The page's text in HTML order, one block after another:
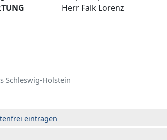
Herr Falk Lorenz
Schleswig-Holstein
eintragen